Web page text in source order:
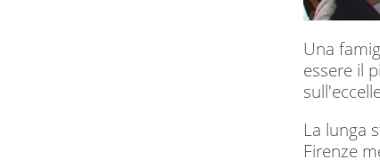
Una
essere il
La lunga
Firenze